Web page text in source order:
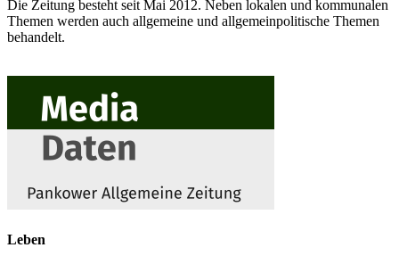
Die Zeitung besteht seit Mai 2012. Neben lokalen und kommunalen
Themen werden auch allgemeine und allgemeinpolitische Themen
behandelt.
Leben